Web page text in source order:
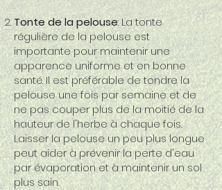
Tonte de la pelouse: La tonte
régulière de la pelouse est
importante pour maintenir une
apparence uniforme et en bonne
santé. Il est préférable de tondre la
pelouse une fois par semaine et de
ne pas couper plus de la moitié de la
hauteur de l'herbe à chaque fois.
Laisser la pelouse un peu plus longue
peut aider à prévenir la perte d'eau
par évaporation et à maintenir un sol
plus sain.